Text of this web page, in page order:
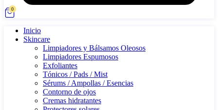
0
Inicio
Skincare
Limpiadores y Bálsamos Oleosos
Limpiadores Espumosos
Exfoliantes
Tónicos / Pads / Mist
Sérums / Ampollas / Esencias
Contorno de ojos
Cremas hidratantes